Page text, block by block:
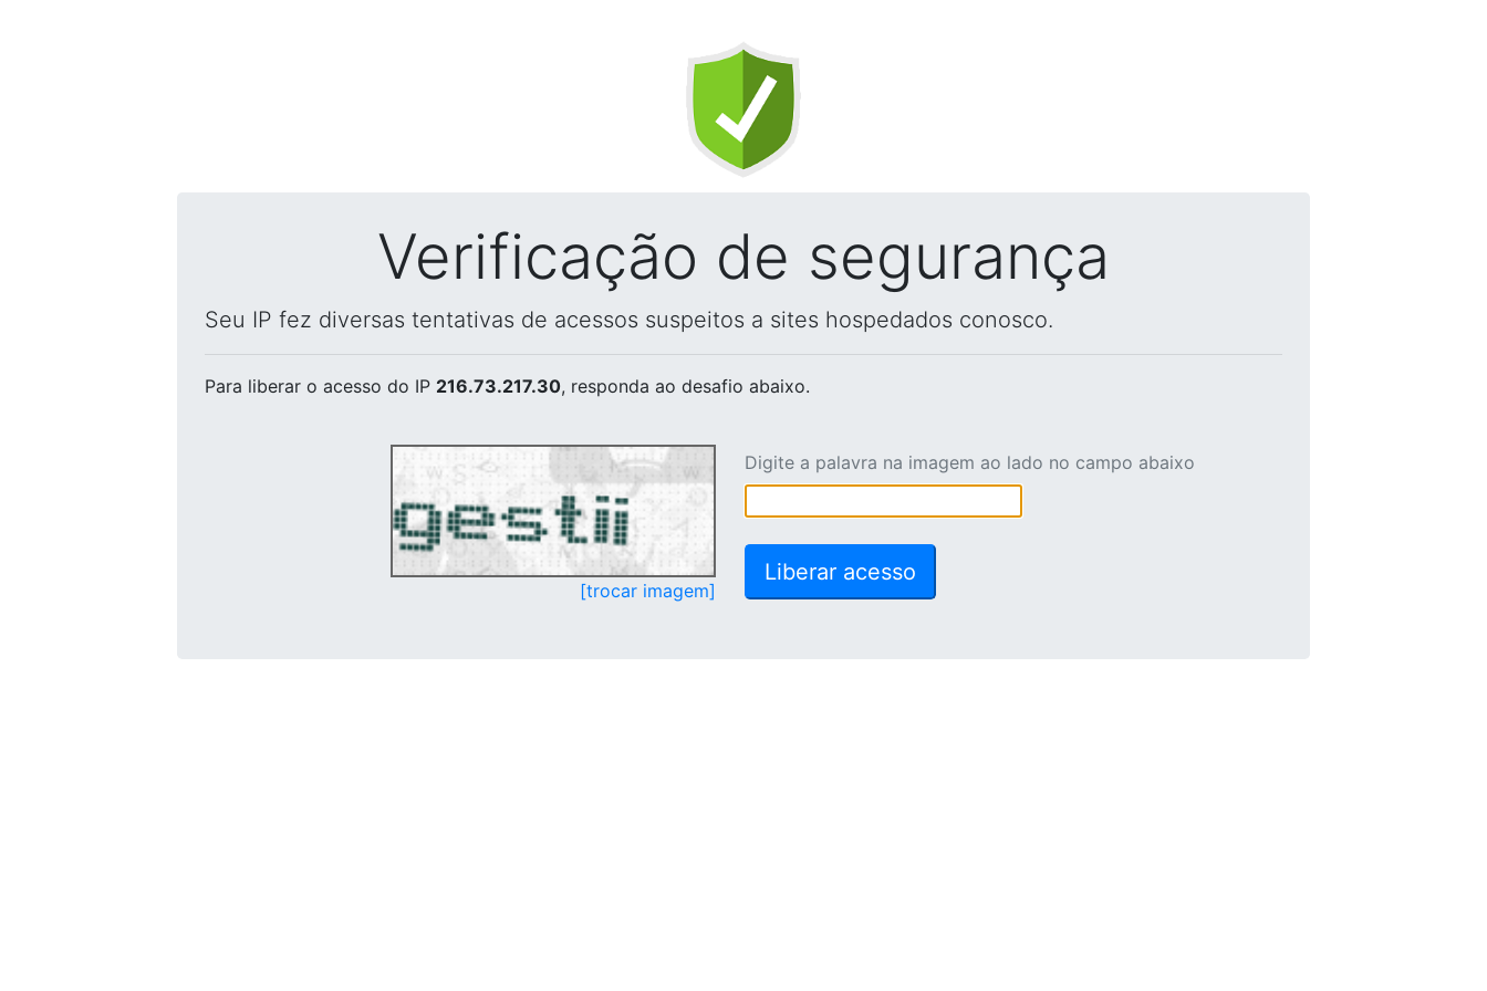
Verificação de segurança
Seu IP fez diversas tentativas de acessos suspeitos a sites hospedados conosco.
Para liberar o acesso do IP 216.73.217.30, responda ao desafio abaixo.
[trocar imagem]
Digite a palavra na imagem ao lado no campo abaixo